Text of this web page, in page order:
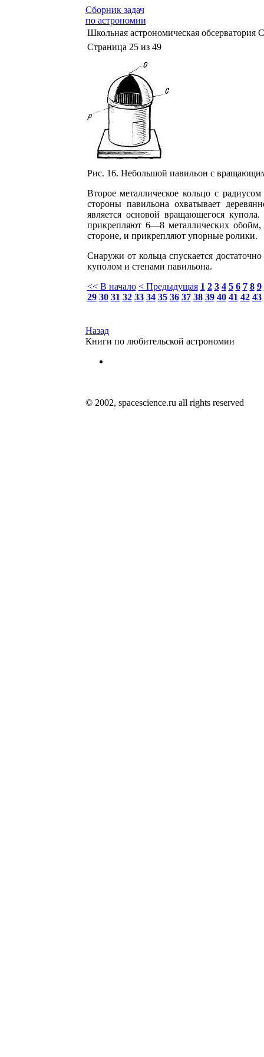
Сборник задач
по астрономии
Школьная астрономическая обсерватория
Страница 25 из 49
Рис. 16. Небольшой павильон с
Второе металлическое кольцо с
стороны павильона охватывает
является основой вращающегося
прикрепляют 6—8 металлических
стороне, и прикрепляют упорные ролики.
Снаружи от кольца спускается
куполом и стенами павильона.
<< В начало < Предыдущая 1 2 3 4 5 6 7 8 9
29 30 31 32 33 34 35 36 37 38 39 40 41 42 43
Назад
Книги по любительской астрономии
© 2002, spacescience.ru all rights reserved